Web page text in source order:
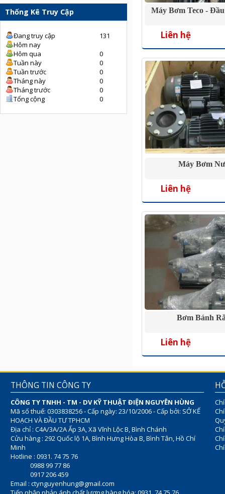
Thống Kê Truy Cập
Đang truy cập
131
Hôm nay
Hôm qua
0
Tuần này
0
Tuần trước
0
Tháng này
0
Tháng trước
0
Tổng cộng
0
Máy Bơm Teco -
Liên hệ
Máy Bơm
Liên hệ
Bơm Bánh
Liên hệ
THÔNG TIN CÔNG TY
CÔNG TY TNHH - TM - DV KỸ THUẬT ĐIỆN NGUYÊN HÙNG
Mã số thuế: 0303838256 - Cấp ngày: 23/10/2006 - Cấp bởi: SỞ KẾ
HOẠCH VÀ ĐẦU TƯ TPHCM
Địa chỉ : C4A/3A/2A Ấp 3A, Xã Vĩnh Lộc B, Bình Chánh
Cửu hàng : 292 Quốc lộ 1A, Bình Hưng Hòa B, Bình Tân, Hồ Chí
Minh
Hotline : 0931. 74 75 76
0988 99 77 86
0917 206 459
Email : ctynguyenhung@gmail.com